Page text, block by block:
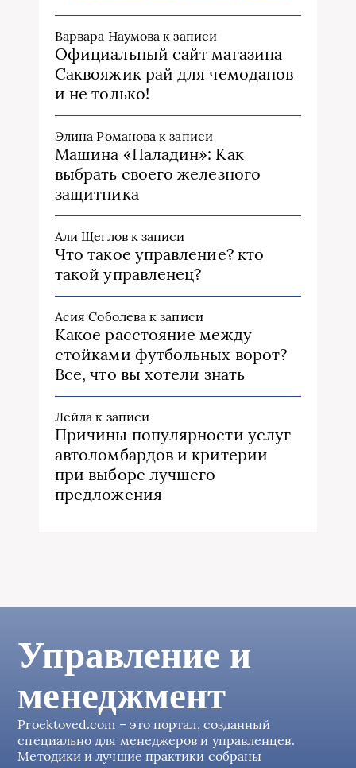
Варвара Наумова к записи
Официальный сайт магазина
Саквояжик рай для чемоданов
и не только!
Элина Романова к записи
Машина «Паладин»: Как
выбрать своего железного
защитника
Али Щегловк записи
Что такое управление? кто
такой управленец?
Асия Соболева к записи
Какое расстояние между
стойками футбольных ворот?
Все, что вы хотели знать
Лейла к записи
Причины популярности услуг
автоломбардов и критерии
при выборе лучшего
предложения
Управление и
менеджмент
Proektoved.com – это портал, созданный
специально для менеджеров и управленцев.
Методики и лучшие практики собраны